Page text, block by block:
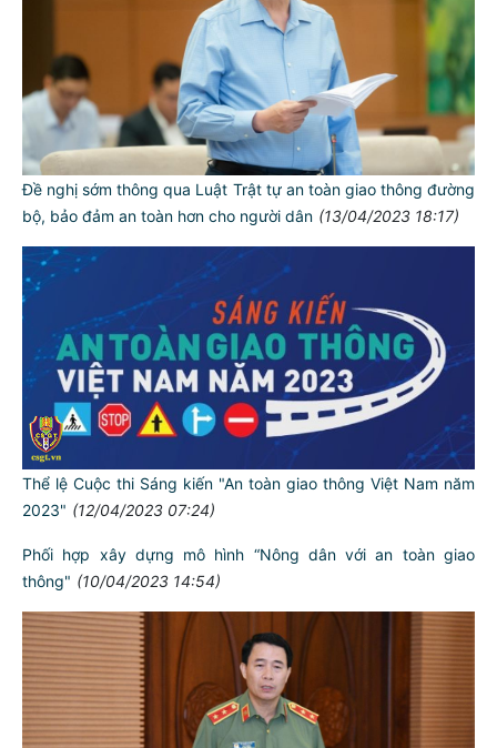
Đề nghị sớm thông qua Luật Trật tự an toàn giao thông đường
bộ, bảo đảm an toàn hơn cho người dân (13/04/2023 18:17)
Thể lệ Cuộc thi Sáng kiến "An toàn giao thông Việt Nam năm
2023" (12/04/2023 07:24)